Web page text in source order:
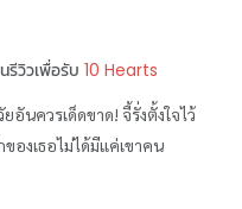
รีวิวเพื่อรับ 10 Hearts
อันควรเด็ดขาด! จี้รั่งตั้งใจไว้
องเธอไม่ได้มีแค่เขาคน